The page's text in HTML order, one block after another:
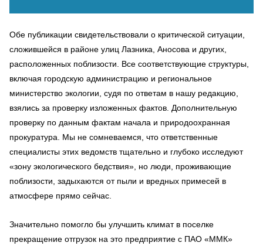
Обе публикации свидетельствовали о критической ситуации,
сложившейся в районе улиц Лазника, Аносова и других,
расположенных поблизости. Все соответствующие структуры,
включая городскую администрацию и региональное
министерство экологии, судя по ответам в нашу редакцию,
взялись за проверку изложенных фактов. Дополнительную
проверку по данным фактам начала и природоохранная
прокуратура. Мы не сомневаемся, что ответственные
специалисты этих ведомств тщательно и глубоко исследуют
«зону экологического бедствия», но люди, проживающие
поблизости, задыхаются от пыли и вредных примесей в
атмосфере прямо сейчас.
Значительно помогло бы улучшить климат в поселке
прекращение отгрузок на это предприятие с ПАО «ММК»